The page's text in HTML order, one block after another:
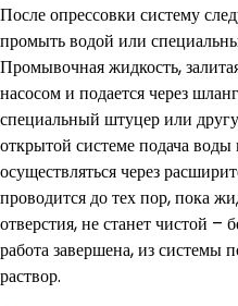
После опрессовки систему
промыть водой или
Промывочная жидкость,
насосом и подается через
специальный штуцер или
открытой системе подача
осуществляться через
проводится до тех пор, пока
отверстия, не станет чистой –
работа завершена, из
раствор.